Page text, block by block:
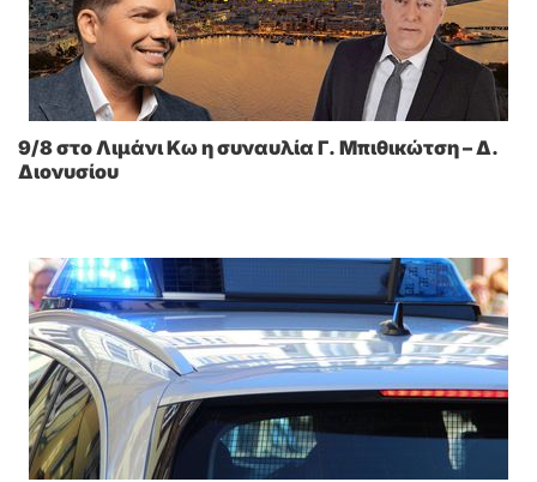
9/8 στο Λιμάνι Κω η συναυλία Γ. Μπιθικώτση – Δ.
Διονυσίου